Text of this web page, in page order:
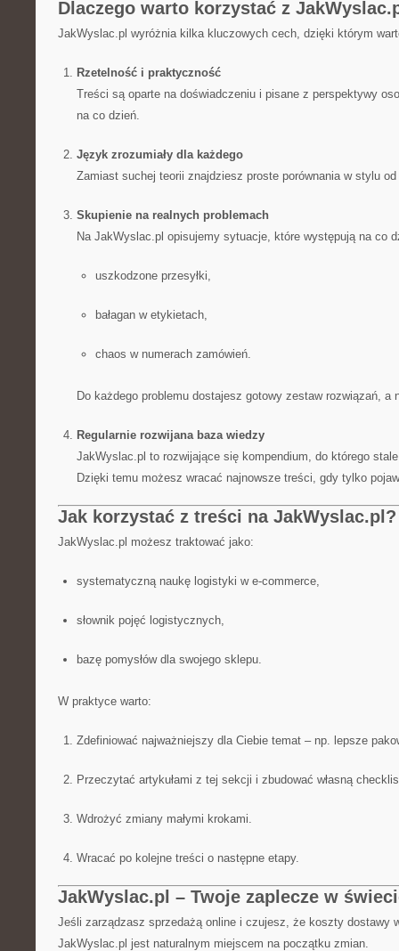
Dlaczego warto korzystać z
JakWyslac.pl wyróżnia kilka kluczowych cech, dzięki którym
Rzetelność i praktyczność
Treści są oparte na doświadczeniu i pisane z perspektywy
na co dzień.
Język zrozumiały dla każdego
Zamiast suchej teorii znajdziesz proste porównania w stylu od
Skupienie na realnych problemach
Na JakWyslac.pl opisujemy sytuacje, które występują na co
uszkodzone przesyłki,
bałagan w etykietach,
chaos w numerach zamówień.
Do każdego problemu dostajesz gotowy zestaw rozwiązań, a
Regularnie rozwijana baza wiedzy
JakWyslac.pl to rozwijające się kompendium, do którego
Dzięki temu możesz wracać najnowsze treści, gdy tylko
Jak korzystać z treści na JakWyslac.pl?
JakWyslac.pl możesz traktować jako:
systematyczną naukę logistyki w e-commerce,
słownik pojęć logistycznych,
bazę pomysłów dla swojego sklepu.
W praktyce warto:
Zdefiniować najważniejszy dla Ciebie temat – np. lepsze
Przeczytać artykułami z tej sekcji i zbudować własną
Wdrożyć zmiany małymi krokami.
Wracać po kolejne treści o następne etapy.
JakWyslac.pl – Twoje zaplecze w
Jeśli zarządzasz sprzedażą online i czujesz, że koszty dostawy
JakWyslac.pl jest naturalnym miejscem na początku zmian.